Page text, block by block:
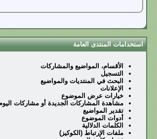
استخدامات المنتدى العامة
الأقسام، المواضيع والمشاركات
التسجيل
البحث في المنتديات والمواضيع
الإعلانات
خيارات عرض الموضوع
مشاهدة المشاركات الجديدة أو مشاركات
تقدير المواضيع
أدوات الموضوع
الكلمات الدلالية
ملفات الإرتباط (الكوكيز)